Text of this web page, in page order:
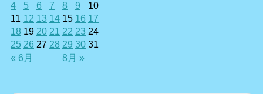
« 6月 8月 »
4
5 6 7 8 9
10
11 12 13 14 15 16 17
18 19 20 21 22 23 24
25 26 27 28 29 30 31